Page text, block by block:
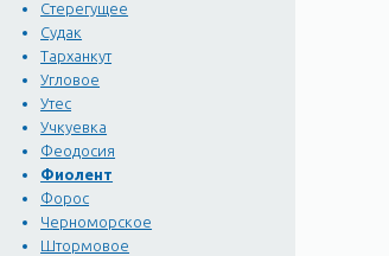
Стерегущее
Судак
Тарханкут
Угловое
Утес
Учкуевка
Феодосия
Фиолент
Форос
Черноморское
Штормовое